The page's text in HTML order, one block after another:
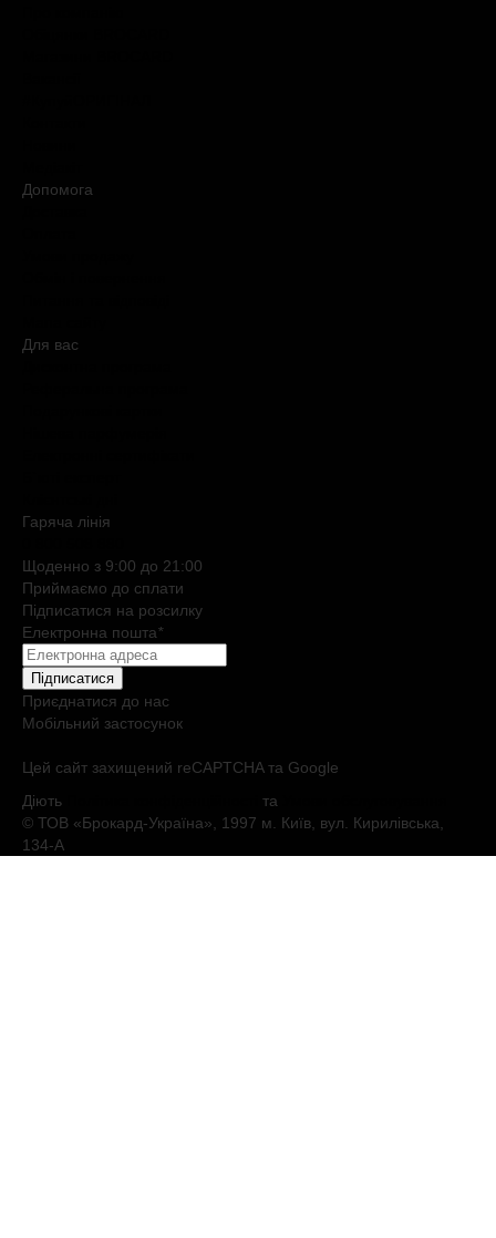
Допомога
Для вас
Гаряча лiнiя
Щоденно з 9:00 до 21:00
Приймаємо до сплати
Підписатися на розсилку
Електронна пошта*
Підписатися
Приєднатися до нас
Мобільний застосунок
Цей сайт захищений reCAPTCHA та Google
Діють
та
© ТОВ «Брокард-Україна», 1997 м. Київ, вул. Кирилівська,
134-А